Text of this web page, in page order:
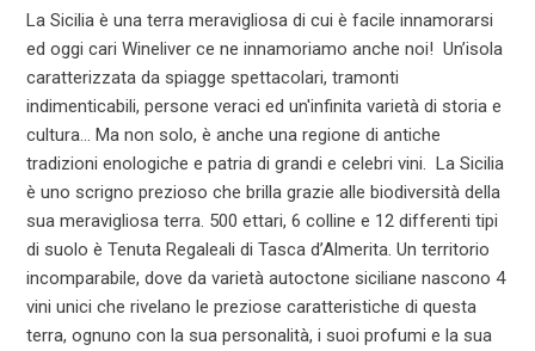
La Sicilia è una terra meravigliosa di cui è facile innamorarsi
ed oggi cari Wineliver ce ne innamoriamo anche noi! Un’isola
caratterizzata da spiagge spettacolari, tramonti
indimenticabili, persone veraci ed un'infinita varietà di storia e
cultura... Ma non solo, è anche una regione di antiche
tradizioni enologiche e patria di grandi e celebri vini. La Sicilia
è uno scrigno prezioso che brilla grazie alle biodiversità della
sua meravigliosa terra. 500 ettari, 6 colline e 12 differenti tipi
di suolo è Tenuta Regaleali di Tasca d’Almerita. Un territorio
incomparabile, dove da varietà autoctone siciliane nascono 4
vini unici che rivelano le preziose caratteristiche di questa
terra, ognuno con la sua personalità, i suoi profumi e la sua